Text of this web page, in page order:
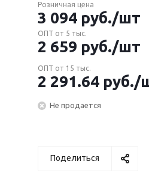
Розничная цена
3 094 руб./шт
ОПТ от 5 тыс.
2 659 руб./шт
ОПТ от 15 тыс.
2 291.64 руб./
Не продается
Поделиться